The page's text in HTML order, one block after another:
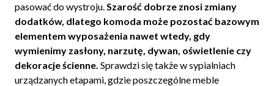
pasować do wystroju.Szarość dobrze znosi zmiany
dodatków, dlatego komoda może pozostać bazowym
elementem wyposażenia nawet wtedy, gdy
wymienimy zasłony, narzutę, dywan, oświetlenie czy
dekoracje ścienne. Sprawdzi się także w sypialniach
urządzanych etapami, gdzie poszczególne meble